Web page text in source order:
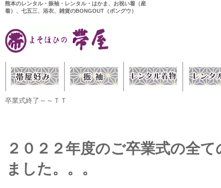
熊本のレンタル・振袖・レンタル・はかま、お祝い着（産
着）、七五三、浴衣、雑貨のBONGOUT（ボングウ）
卒業式終了～～ＴＴ
２０２２年度のご卒業式の全
ました。。。